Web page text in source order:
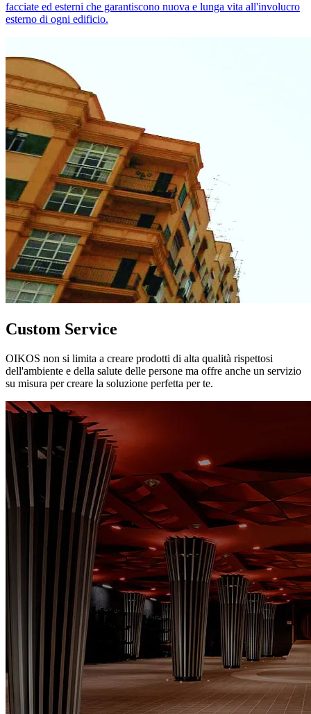
facciate ed esterni che garantiscono nuova e lunga vita all'involucro
esterno di ogni edificio.
Custom Service
OIKOS non si limita a creare prodotti di alta qualità rispettosi
dell'ambiente e della salute delle persone ma offre anche un servizio
su misura per creare la soluzione perfetta per te.